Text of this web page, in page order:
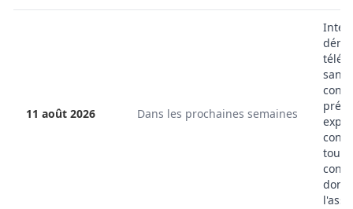
11 août 2026 Dans les prochaines semaines
sans
tous
dont